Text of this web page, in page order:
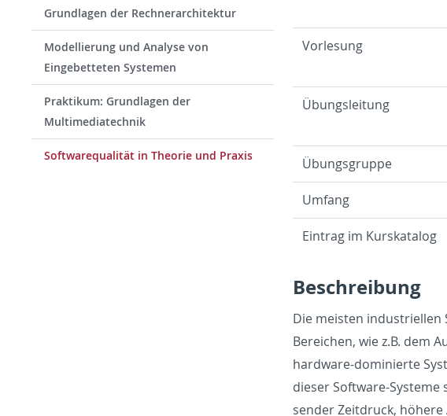
Grundlagen der Rechnerarchitektur
Modellierung und Analyse von
Eingebetteten Systemen
Praktikum: Grundlagen der
Multimediatechnik
Softwarequalität in Theorie und Praxis
Vor­lesung
Übungsleitung
Übungs­gruppe
Um­fang
Ein­trag im Kurskat­a­log
Beschrei­bung
Die meis­ten in­dus­triellen
Bere­ichen, wie z.B. dem
hard­ware-do­minierte
dieser Soft­ware-
sender Zeit­druck,